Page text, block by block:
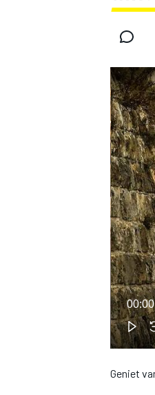
MOTOGP
INDYCAR
00:00
Geniet